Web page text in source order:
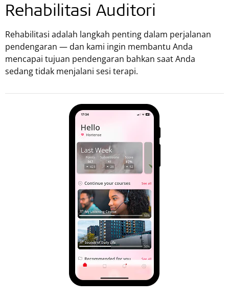
Rehabilitasi Auditori
Rehabilitasi adalah langkah penting dalam perjalanan
pendengaran — dan kami ingin membantu Anda
mencapai tujuan pendengaran bahkan saat Anda
sedang tidak menjalani sesi terapi.